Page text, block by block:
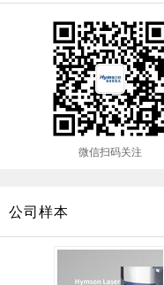
微信扫码关注
公司样本